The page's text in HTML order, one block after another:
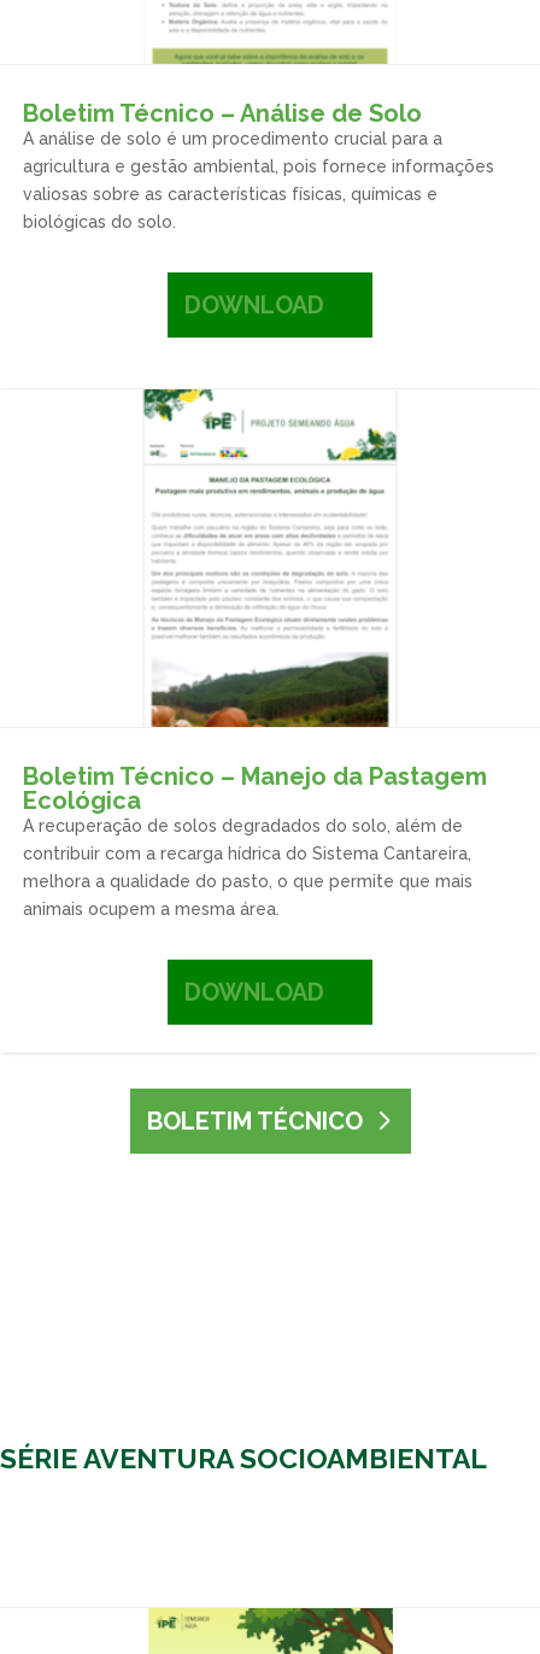
Boletim Técnico – Análise de Solo
A análise de solo é um procedimento crucial para a
agricultura e gestão ambiental, pois fornece informações
valiosas sobre as características físicas, químicas e
biológicas do solo.
DOWNLOAD
Boletim Técnico – Manejo da Pastagem
Ecológica
A recuperação de solos degradados do solo, além de
contribuir com a recarga hídrica do Sistema Cantareira,
melhora a qualidade do pasto, o que permite que mais
animais ocupem a mesma área.
DOWNLOAD
BOLETIM TÉCNICO
SÉRIE AVENTURA SOCIOAMBIENTAL